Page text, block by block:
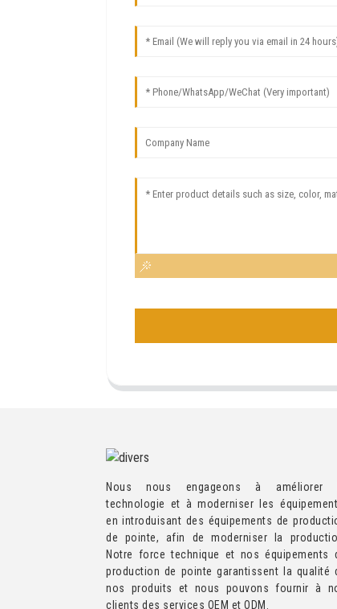
Nous nous engageons à améliorer
technologie et à moderniser les
en introduisant des équipements de
de pointe, afin de moderniser la
Notre force technique et nos équipements
production de pointe garantissent la qualité
nos produits et nous pouvons fournir à
clients des services OEM et ODM.